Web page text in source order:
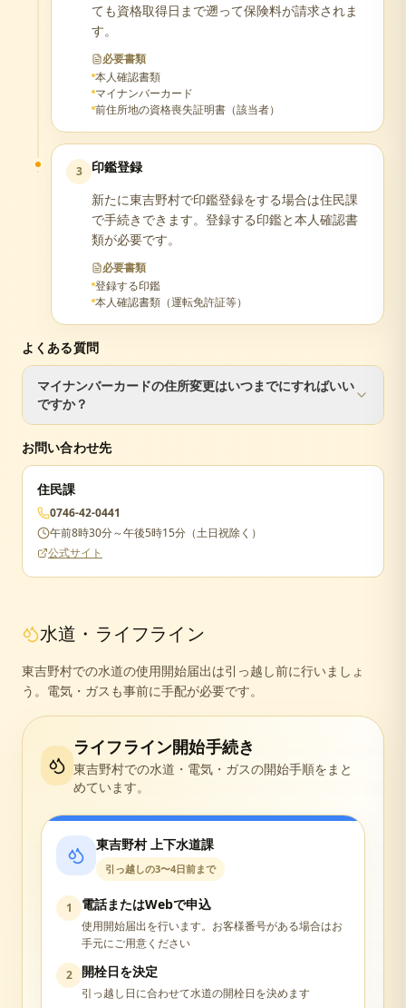
ても資格取得日まで遡って保険料が請求されま
す。
必要書類
本人確認書類
マイナンバーカード
前住所地の資格喪失証明書（該当者）
3 印鑑登録
新たに東吉野村で印鑑登録をする場合は住民課
で手続きできます。登録する印鑑と本人確認書
類が必要です。
必要書類
登録する印鑑
本人確認書類（運転免許証等）
よくある質問
マイナンバーカードの住所変更はいつまでにすればいい
ですか？
過ぎるとカードが失効し、再申請が必要になります。
お問い合わせ先
住民課
0746-42-0441
午前8時30分～午後5時15分（土日祝除く）
公式サイト
水道・ライフライン
東吉野村での水道の使用開始届出は引っ越し前に行いましょ
う。電気・ガスも事前に手配が必要です。
ライフライン開始手続き
東吉野村での水道・電気・ガスの開始手順をまと
めています。
東吉野村 上下水道課
引っ越しの3〜4日前まで
1 電話またはWebで申込
使用開始届出を行います。お客様番号がある場合はお
手元にご用意ください
2 開栓日を決定
引っ越し日に合わせて水道の開栓日を決めます